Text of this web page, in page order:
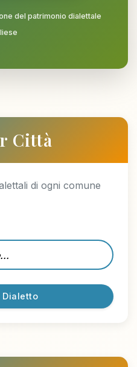
del patrimonio dialettale
Città
di ogni comune
Dialetto